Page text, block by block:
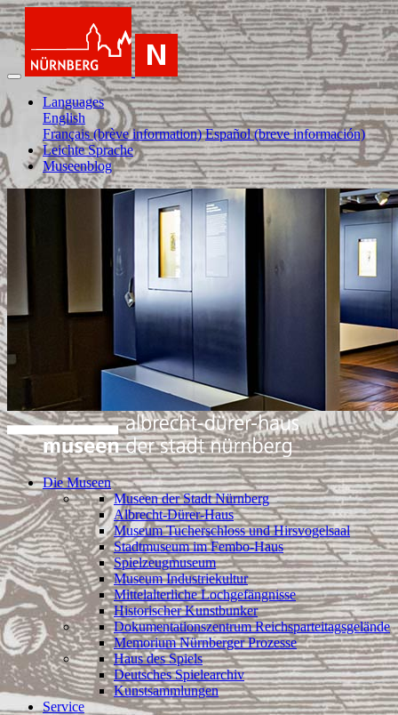
Languages
English
Français (brève information) Español (breve información)
Leichte Sprache
Museenblog
Die Museen
Museen der Stadt Nürnberg
Albrecht-Dürer-Haus
Museum Tucherschloss und Hirsvogelsaal
Stadtmuseum im Fembo-Haus
Spielzeugmuseum
Museum Industriekultur
Mittelalterliche Lochgefängnisse
Historischer Kunstbunker
Dokumentationszentrum Reichsparteitagsgelände
Memorium Nürnberger Prozesse
Haus des Spiels
Deutsches Spielearchiv
Kunstsammlungen
Service